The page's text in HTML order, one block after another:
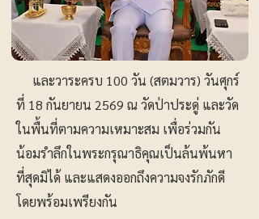
และวาระครบ 100 วัน (สตมวาร) วันศุกร์
ที่ 18 กันยายน 2569 ณ วัดป่าประดู่ และวัด
ในพื้นที่ตามความเหมาะสม เพื่อร่วมกัน
น้อมรำลึกในพระกรุณาธิคุณเป็นล้นพ้นหา
ที่สุดมิได้ และแสดงออกถึงความจงรักภักดี
โดยพร้อมเพรียงกัน